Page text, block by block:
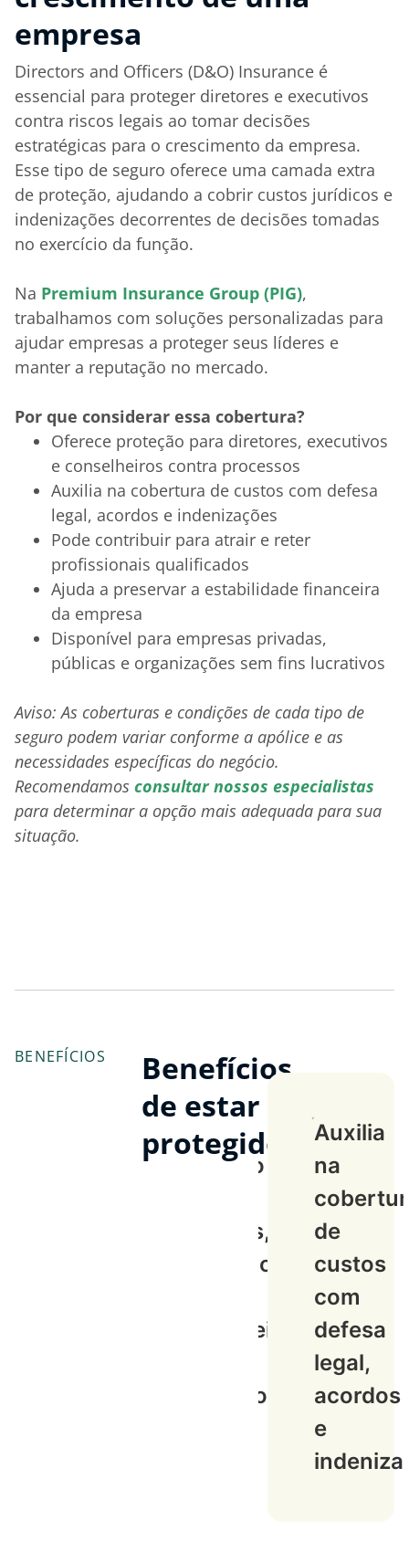
empresa
Directors and Officers (D&O) Insurance é
essencial para proteger diretores e executivos
contra riscos legais ao tomar decisões
estratégicas para o crescimento da empresa.
Esse tipo de seguro oferece uma camada extra
de proteção, ajudando a cobrir custos jurídicos e
indenizações decorrentes de decisões tomadas
no exercício da função.
Na Premium Insurance Group (PIG),
trabalhamos com soluções personalizadas para
ajudar empresas a proteger seus líderes e
manter a reputação no mercado.
Por que considerar essa cobertura?
Oferece proteção para diretores, executivos
e conselheiros contra processos
Auxilia na cobertura de custos com defesa
legal, acordos e indenizações
Pode contribuir para atrair e reter
profissionais qualificados
Ajuda a preservar a estabilidade financeira
da empresa
Disponível para empresas privadas,
públicas e organizações sem fins lucrativos
Aviso: As coberturas e condições de cada tipo de
seguro podem variar conforme a apólice e as
necessidades específicas do negócio.
Recomendamos consultar nossos especialistas
para determinar a opção mais adequada para sua
situação.
BENEFÍCIOS
Benefícios
de estar
protegido:
Oferece
proteção
diretores,
executivos
conselheiros
processos
Auxilia
na
de
custos
com
defesa
legal,
acordos
e